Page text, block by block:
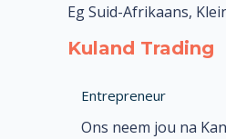
Eg Suid-Afrikaans,
Kuland Trading
Entrepreneur
Ons neem jou na